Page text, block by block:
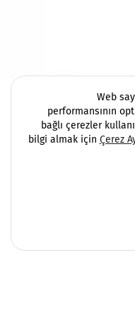
Web
performansının
bağlı çerezler
bilgi almak için Çerez